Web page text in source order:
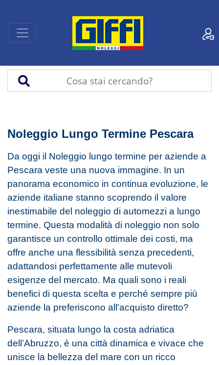
Noleggio Lungo Termine Pescara
Da oggi il Noleggio lungo termine per aziende a
Pescara veste una nuova immagine. In un
panorama economico in continua evoluzione, le
aziende italiane stanno scoprendo il valore
inestimabile del noleggio di automezzi a lungo
termine. Questa modalità di noleggio non solo
garantisce un controllo ottimale dei costi, ma
offre anche una flessibilità senza precedenti,
adattandosi perfettamente alle mutevoli
esigenze del mercato. Ma quali sono i reali
benefici di questa scelta e perché sempre più
aziende la preferiscono all'acquisto diretto?
Pescara, situata lungo la costa adriatica
dell’Abruzzo, è una città dinamica e vivace che
unisce la bellezza del mare con un ricco